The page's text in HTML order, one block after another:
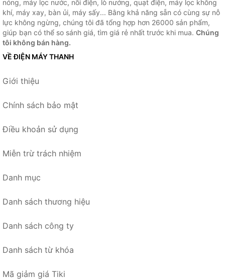
nóng, máy lọc nước, nồi điện, lò nướng, quạt điện, máy lọc không
khí, máy xay, bàn ủi, máy sấy... Bằng khả năng sẵn có cùng sự nỗ
lực không ngừng, chúng tôi đã tổng hợp hơn 26000 sản phẩm,
giúp bạn có thể so sánh giá, tìm giá rẻ nhất trước khi mua. Chúng
tôi không bán hàng.
VỀ ĐIỆN MÁY THANH
Giới thiệu
Chính sách bảo mật
Điều khoản sử dụng
Miễn trừ trách nhiệm
Danh mục
Danh sách thương hiệu
Danh sách công ty
Danh sách từ khóa
Mã giảm giá Tiki